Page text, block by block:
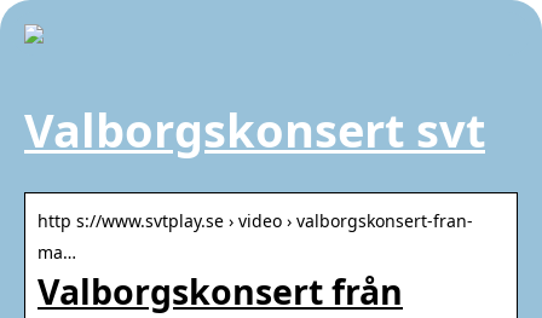
Valborgskonsert svt
http s://www.svtplay.se › video › valborgskonsert-fran-
ma…
Valborgskonsert från